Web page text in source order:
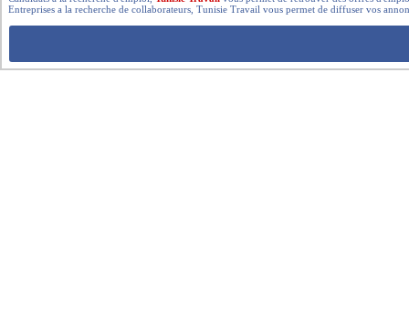
Entreprises a la recherche de collaborateurs, Tunisie Travail vous permet de diffuser vos